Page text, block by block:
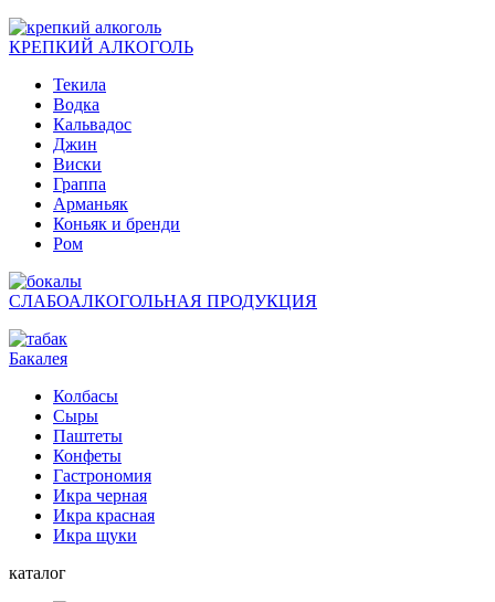
КРЕПКИЙ АЛКОГОЛЬ
Текила
Водка
Кальвадос
Джин
Виски
Граппа
Арманьяк
Коньяк и бренди
Ром
СЛАБОАЛКОГОЛЬНАЯ ПРОДУКЦИЯ
Бакалея
Колбасы
Сыры
Паштеты
Конфеты
Гастрономия
Икра черная
Икра красная
Икра щуки
каталог